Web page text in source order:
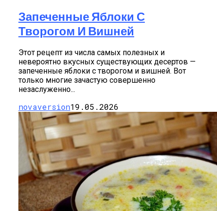
Запеченные Яблоки С
Творогом И Вишней
Этот рецепт из числа самых полезных и
невероятно вкусных существующих десертов —
запеченные яблоки с творогом и вишней. Вот
только многие зачастую совершенно
незаслуженно...
novaversion19.05.2026